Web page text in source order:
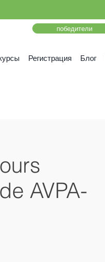
победители
Регистрация Блог
AVPA-